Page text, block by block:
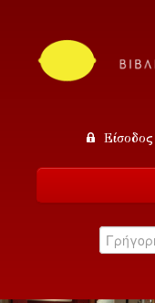
Είσοδος
Κατάλογος